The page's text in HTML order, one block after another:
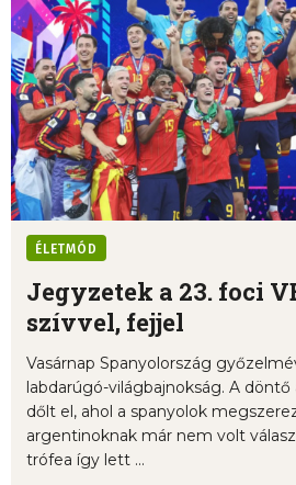
ÉLETMÓD
Jegyzetek a 23. foci
szívvel, fejjel
Vasárnap Spanyolország
labdarúgó-világbajnokság. A döntő
dőlt el, ahol a spanyolok
argentinoknak már nem volt
trófea így lett ...